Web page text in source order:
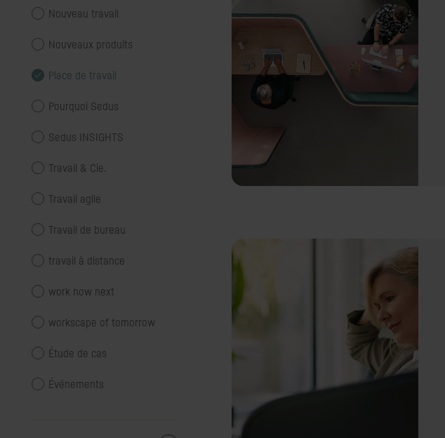
Nouveau travail
Nouveaux produits
Place de travail
Pourquoi Sedus
Sedus INSIGHTS
Travail & Cie.
Travail agile
Travail de bureau
travail à distance
work now next
workscape of tomorrow
Étude de cas
Événements